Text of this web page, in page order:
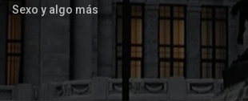
Sexo y algo más